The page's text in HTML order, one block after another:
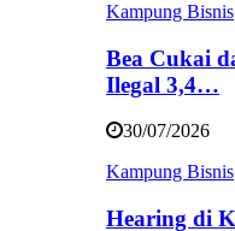
Kampung Bisnis
Bea Cukai
Ilegal 3,4…
30/07/2026
Kampung Bisnis
Hearing di